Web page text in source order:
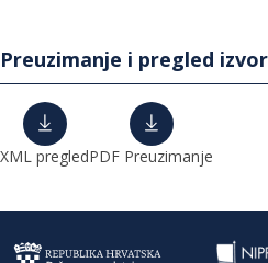
Preuzimanje i pregled
XML pregledPDF Preuzimanje